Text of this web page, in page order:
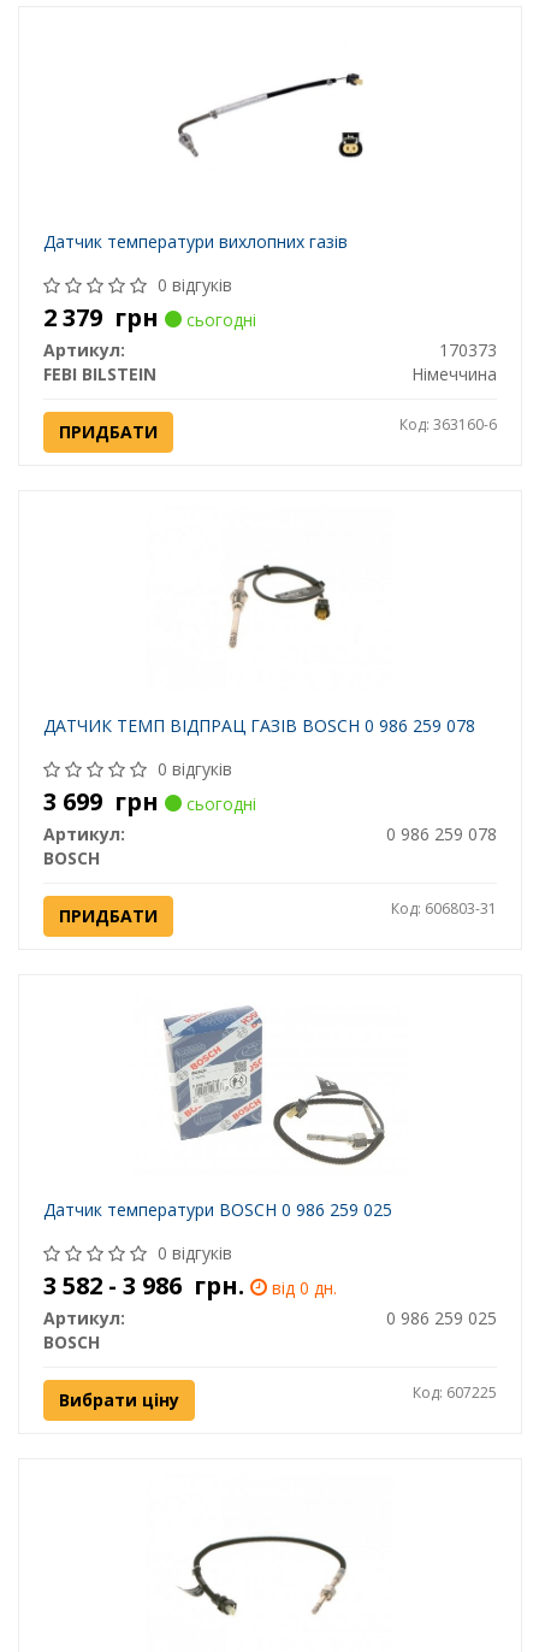
Датчик температури вихлопних газів
0 відгуків
2 379 грн
сьогодні
Артикул:
170373
FEBI BILSTEIN
Німеччина
ПРИДБАТИ Код: 363160-6
ДАТЧИК ТЕМП ВІДПРАЦ ГАЗІВ BOSCH 0 986 259 078
0 відгуків
3 699 грн
сьогодні
Артикул:
0 986 259 078
BOSCH
ПРИДБАТИ Код: 606803-31
Датчик температури BOSCH 0 986 259 025
0 відгуків
3 582 - 3 986 грн.
від 0 дн.
Артикул:
0 986 259 025
BOSCH
Вибрати ціну Код: 607225